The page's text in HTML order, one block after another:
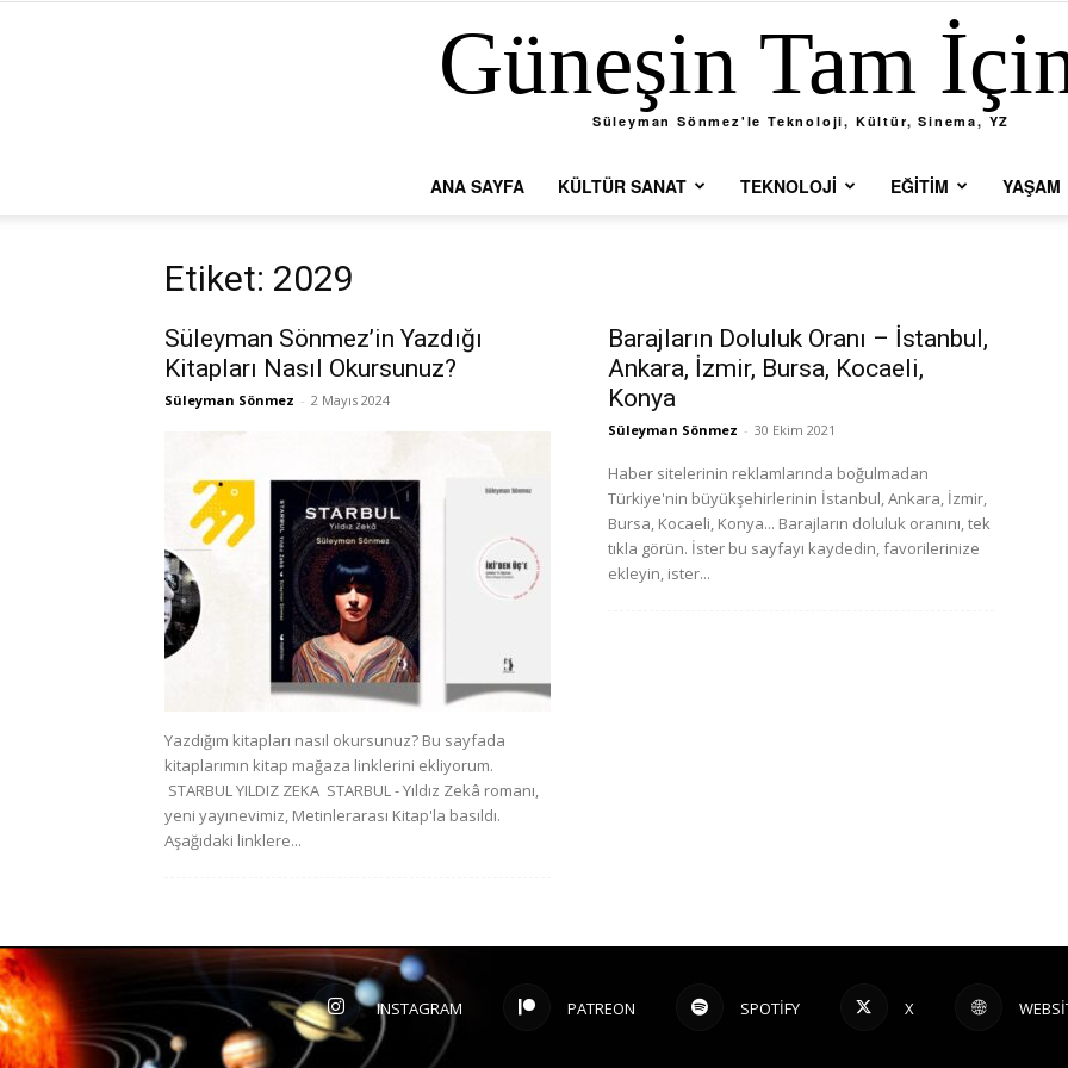
Güneşin Tam
Süleyman Sönmez'le Teknoloji, Kültür, Sinema, YZ
ANA SAYFA KÜLTÜR SANAT TEKNOLOJI EĞITIM YAŞAM
Etiket: 2029
Süleyman Sönmez’in Yazdığı
Kitapları Nasıl Okursunuz?
Süleyman Sönmez - 2 Mayıs 2024
Yazdığım kitapları nasıl okursunuz? Bu sayfada
kitaplarımın kitap mağaza linklerini ekliyorum.
STARBUL YILDIZ ZEKA STARBUL - Yıldız Zekâ romanı,
yeni yayınevimiz, Metinlerarası Kitap'la basıldı.
Aşağıdaki linklere...
Barajların Doluluk Oranı – İstanbul,
Ankara, İzmir, Bursa, Kocaeli,
Konya
Süleyman Sönmez - 30 Ekim 2021
Haber sitelerinin reklamlarında boğulmadan
Türkiye'nin büyükşehirlerinin İstanbul, Ankara, İzmir,
Bursa, Kocaeli, Konya... Barajların doluluk oranını, tek
tıkla görün. İster bu sayfayı kaydedin, favorilerinize
ekleyin, ister...
INSTAGRAM PATREON SPOTIFY X